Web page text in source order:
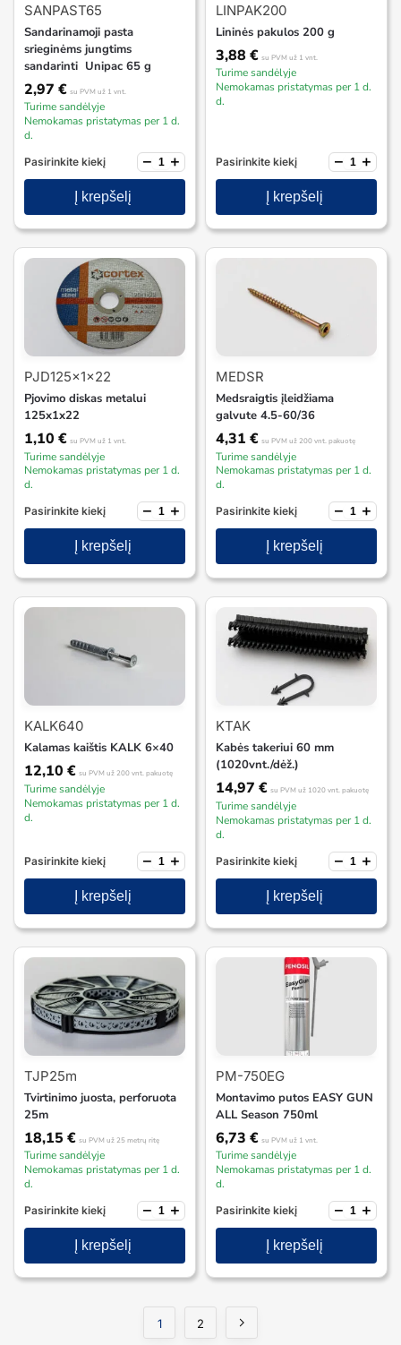
SANPAST65
Sandarinamoji pasta
srieginėms jungtims
sandarinti Unipac 65 g
2,97 € su PVM už 1 vnt.
Turime sandėlyje
Nemokamas pristatymas per 1 d.
d.
Pasirinkite kiekį − +
Į krepšelį
LINPAK200
Lininės pakulos 200 g
3,88 € su PVM už 1 vnt.
Turime sandėlyje
Nemokamas pristatymas per 1 d.
d.
Pasirinkite kiekį − +
Į krepšelį
PJD125x1x22
Pjovimo diskas metalui
125x1x22
1,10 € su PVM už 1 vnt.
Turime sandėlyje
Nemokamas pristatymas per 1 d.
d.
Pasirinkite kiekį − +
Į krepšelį
MEDSR
Medsraigtis įleidžiama
galvute 4.5-60/36
4,31 € su PVM už 200 vnt. pakuotę
Turime sandėlyje
Nemokamas pristatymas per 1 d.
d.
Pasirinkite kiekį − +
Į krepšelį
KALK640
Kalamas kaištis KALK 6×40
12,10 € su PVM už 200 vnt. pakuotę
Turime sandėlyje
Nemokamas pristatymas per 1 d.
d.
Pasirinkite kiekį − +
Į krepšelį
KTAK
Kabės takeriui 60 mm
(1020vnt./dėž.)
14,97 € su PVM už 1020 vnt. pakuotę
Turime sandėlyje
Nemokamas pristatymas per 1 d.
d.
Pasirinkite kiekį − +
Į krepšelį
TJP25m
Tvirtinimo juosta, perforuota
25m
18,15 € su PVM už 25 metrų ritę
Turime sandėlyje
Nemokamas pristatymas per 1 d.
d.
Pasirinkite kiekį − +
Į krepšelį
PM-750EG
Montavimo putos EASY GUN
ALL Season 750ml
6,73 € su PVM už 1 vnt.
Turime sandėlyje
Nemokamas pristatymas per 1 d.
d.
Pasirinkite kiekį − +
Į krepšelį
1 2